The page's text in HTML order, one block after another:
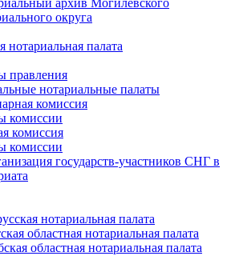
архив Могилевского
округа
нотариальная палата
правления
нотариальные палаты
комиссия
комиссии
комиссия
комиссии
государств-участников СНГ в
нотариальная палата
областная нотариальная палата
областная нотариальная палата